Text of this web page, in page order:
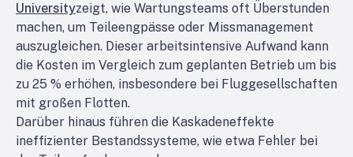
Universityzeigt, wie Wartungsteams oft Überstunden
machen, um Teileengpässe oder Missmanagement
auszugleichen. Dieser arbeitsintensive Aufwand kann
die Kosten im Vergleich zum geplanten Betrieb um bis
zu 25 % erhöhen, insbesondere bei Fluggesellschaften
mit großen Flotten.
Darüber hinaus führen die Kaskadeneffekte
ineffizienter Bestandssysteme, wie etwa Fehler bei